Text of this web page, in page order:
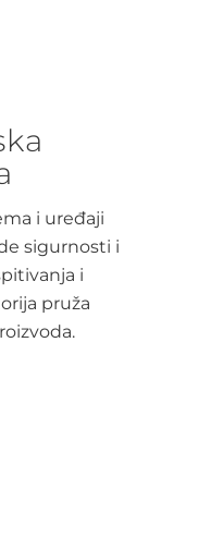
i uređaji
sigurnosti i
i
pruža